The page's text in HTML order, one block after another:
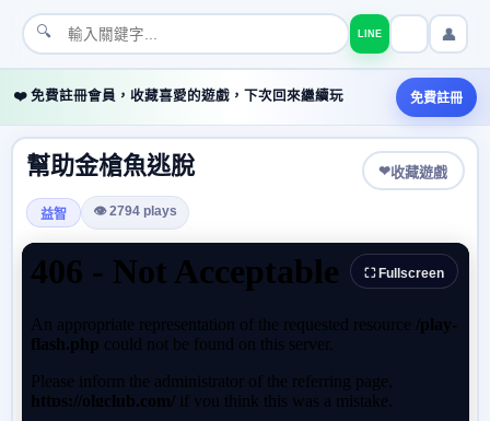
🔍 LINE 👤
❤️ 免費註冊會員，收藏喜愛的遊戲，下次回來繼續玩 免費註冊
幫助金槍魚逃脫 ❤收藏遊戲
益智 👁 2794 plays
⛶ Fullscreen